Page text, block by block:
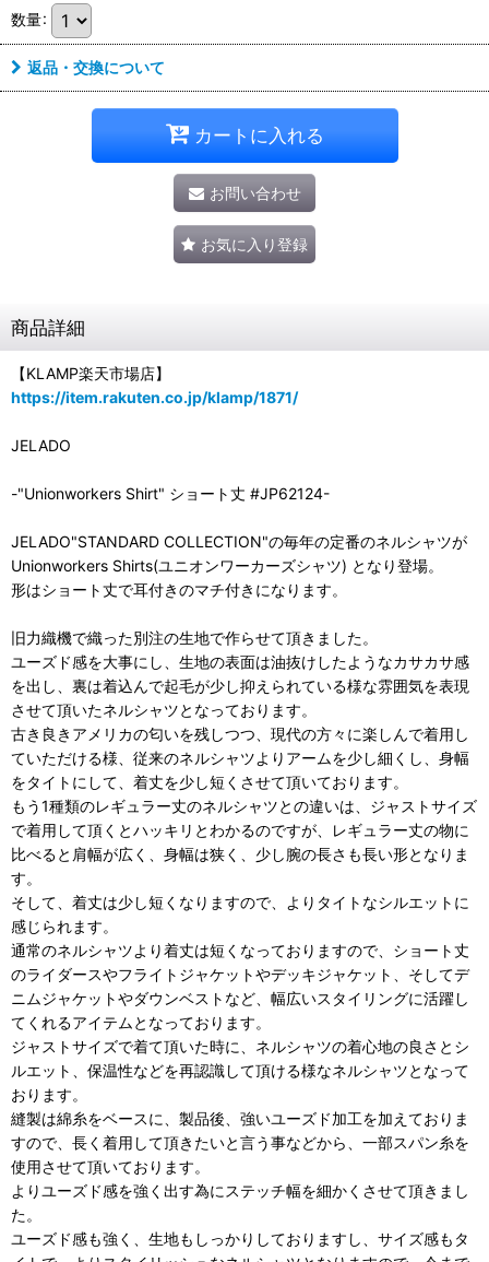
数量:
返品・交換について
カートに入れる
お問い合わせ
お気に入り登録
商品詳細
【KLAMP楽天市場店】
https://item.rakuten.co.jp/klamp/1871/
JELADO
-"Unionworkers Shirt" ショート丈 #JP62124-
JELADO"STANDARD COLLECTION"の毎年の定番のネルシャツが
Unionworkers Shirts(ユニオンワーカーズシャツ) となり登場。
形はショート丈で耳付きのマチ付きになります。
旧力織機で織った別注の生地で作らせて頂きました。
ユーズド感を大事にし、生地の表面は油抜けしたようなカサカサ感
を出し、裏は着込んで起毛が少し抑えられている様な雰囲気を表現
させて頂いたネルシャツとなっております。
古き良きアメリカの匂いを残しつつ、現代の方々に楽しんで着用し
ていただける様、従来のネルシャツよりアームを少し細くし、身幅
をタイトにして、着丈を少し短くさせて頂いております。
もう1種類のレギュラー丈のネルシャツとの違いは、ジャストサイズ
で着用して頂くとハッキリとわかるのですが、レギュラー丈の物に
比べると肩幅が広く、身幅は狭く、少し腕の長さも長い形となりま
す。
そして、着丈は少し短くなりますので、よりタイトなシルエットに
感じられます。
通常のネルシャツより着丈は短くなっておりますので、ショート丈
のライダースやフライトジャケットやデッキジャケット、そしてデ
ニムジャケットやダウンベストなど、幅広いスタイリングに活躍し
てくれるアイテムとなっております。
ジャストサイズで着て頂いた時に、ネルシャツの着心地の良さとシ
ルエット、保温性などを再認識して頂ける様なネルシャツとなって
おります。
縫製は綿糸をベースに、製品後、強いユーズド加工を加えておりま
すので、長く着用して頂きたいと言う事などから、一部スパン糸を
使用させて頂いております。
よりユーズド感を強く出す為にステッチ幅を細かくさせて頂きまし
た。
ユーズド感も強く、生地もしっかりしておりますし、サイズ感もタ